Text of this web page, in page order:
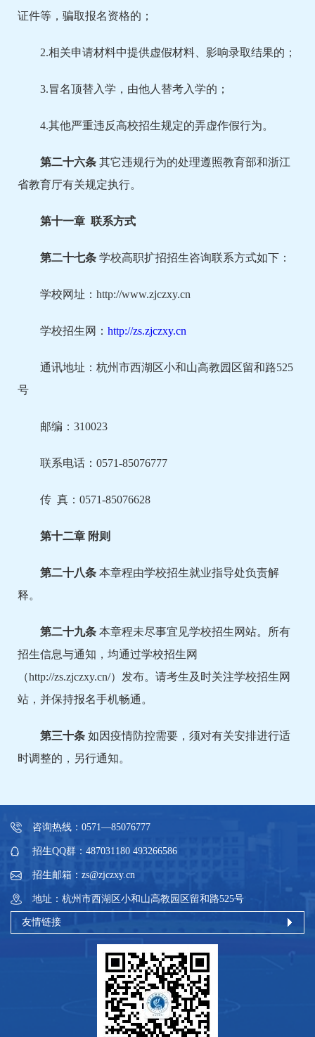
证件等，骗取报名资格的；
2.相关申请材料中提供虚假材料、影响录取结果的；
3.冒名顶替入学，由他人替考入学的；
4.其他严重违反高校招生规定的弄虚作假行为。
第二十六条 其它违规行为的处理遵照教育部和浙江
省教育厅有关规定执行。
第十一章 联系方式
第二十七条 学校高职扩招招生咨询联系方式如下：
学校网址：http://www.zjczxy.cn
学校招生网： http://zs.zjczxy.cn
通讯地址：杭州市西湖区小和山高教园区留和路525
号
邮编：310023
联系电话：0571-85076777
传 真：0571-85076628
第十二章 附则
第二十八条 本章程由学校招生就业指导处负责解
释。
第二十九条 本章程未尽事宜见学校招生网站。所有
招生信息与通知，均通过学校招生网
（http://zs.zjczxy.cn/）发布。请考生及时关注学校招生网
站，并保持报名手机畅通。
第三十条 如因疫情防控需要，须对有关安排进行适
时调整的，另行通知。
咨询热线：0571—85076777
招生QQ群：487031180 493266586
招生邮箱：zs@zjczxy.cn
地址：杭州市西湖区小和山高教园区留和路525号
友情链接